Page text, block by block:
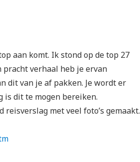
aan komt. Ik stond op de top 27
pracht verhaal heb je ervan
dit van je af pakken. Je wordt er
is dit te mogen bereiken.
met veel foto’s gemaakt.